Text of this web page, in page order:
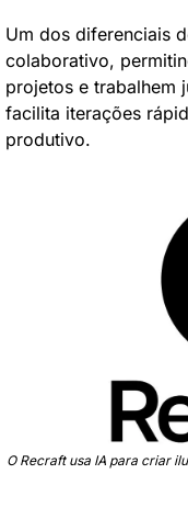
Um dos diferenciais
colaborativo,
projetos e trabalhem
facilita iterações
produtivo.
O Recraft usa IA para criar